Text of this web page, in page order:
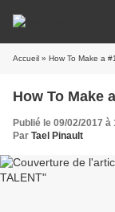
Accueil » How To Make a
How To Make
Publié le 09/02/2017 à
Par Tael Pinault